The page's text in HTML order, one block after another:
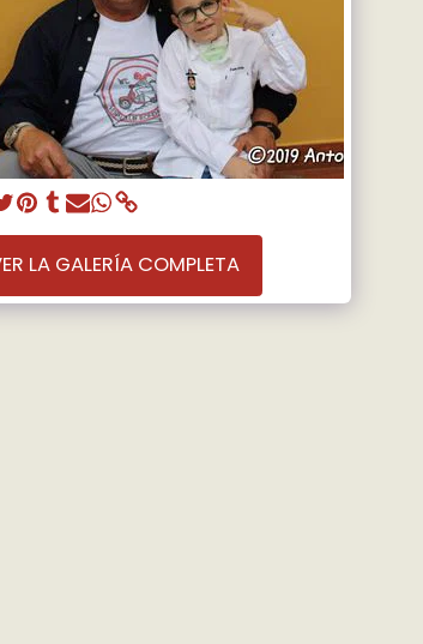
LA GALERÍA COMPLETA